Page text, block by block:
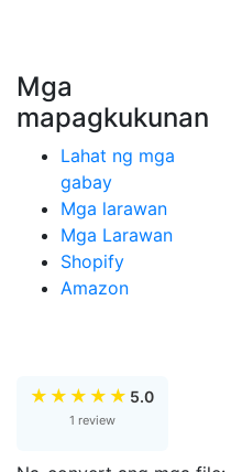
Mga
mapagkukunan
Lahat ng mga
gabay
Mga larawan
Mga Larawan
Shopify
Amazon
★ ★ ★ ★ ★ 5.0
1 review